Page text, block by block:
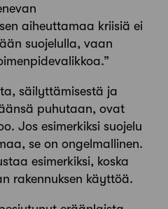
aiheuttamaa kriisiä ei
suojelulla, vaan
säilyttämisestä ja
puhutaan, ovat
Jos esimerkiksi suojelu
se on ongelmallinen.
esimerkiksi, koska
rakennuksen käyttöä.